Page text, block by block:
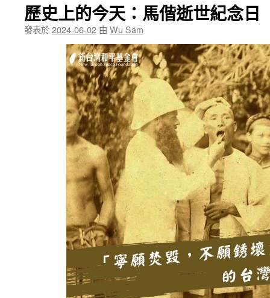
歷史上的今天：馬偕逝世紀念日
發表於2024-06-02 由 Wu Sam